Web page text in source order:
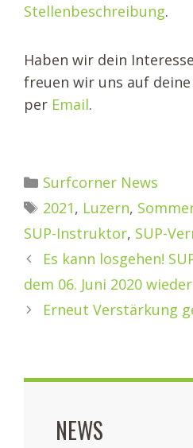
Stellenbeschreibung.
Haben wir dein
freuen wir uns auf
per Email.
Kategorien
Surfcorner News
Schlagwörter
2021, Luzern,
SUP-Instruktor, SUP-
Es kann losgehen!
dem 06. Juni 2020
Erneut Verstärkung
NEWS